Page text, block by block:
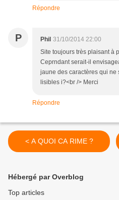
Répondre
P Phil 31/10/2014 22:00
Site toujours très plaisant à
Ceprndant serait-il
jaune des caractères qui ne
lisibles i?<br /> Merci
Répondre
< A QUOI CA RIME ?
Hébergé par Overblog
Top articles